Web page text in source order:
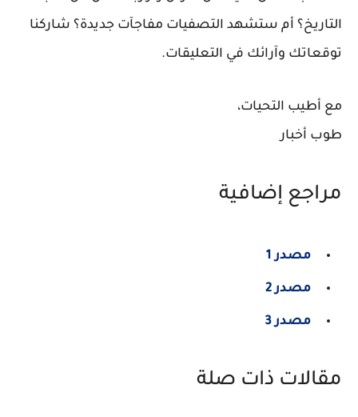
التاريخ؟ أم ستشهد التصفيات مفاجآت جديدة؟ شاركنا
توقعاتك وآرائك في التعليقات.
مع أطيب التحيات،
طوب أخبار
مراجع إضافية
مصدر 1
مصدر 2
مصدر 3
مقالات ذات صلة